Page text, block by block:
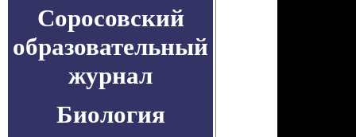
Соросовский
образовательный
журнал
Биология